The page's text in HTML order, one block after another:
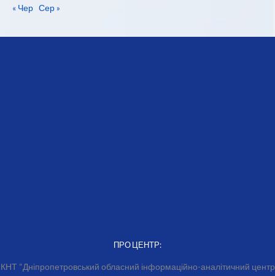
« Чер Сер »
ПРО ЦЕНТР:
КНТ “Дніпропетровський обласний інформаційно-аналітичний центр